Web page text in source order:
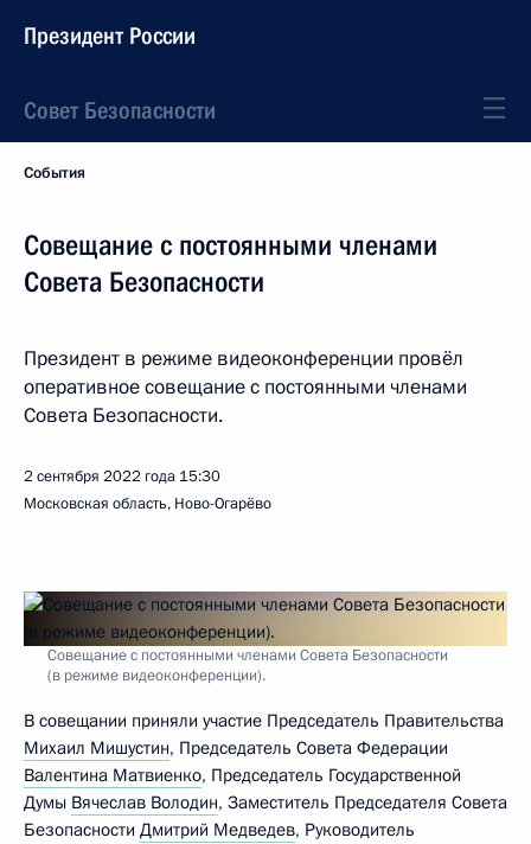
Президент России
Совет Безопасности
События
Совещание с постоянными членами
Совета Безопасности
Президент в режиме видеоконференции провёл
оперативное совещание с постоянными членами
Совета Безопасности.
2 сентября 2022 года 15:30
Московская область, Ново-Огарёво
Совещание с постоянными членами Совета Безопасности
(в режиме видеоконференции).
В совещании приняли участие Председатель Правительства
Михаил Мишустин, Председатель Совета Федерации
Валентина Матвиенко, Председатель Государственной
Думы Вячеслав Володин, Заместитель Председателя Совета
Безопасности Дмитрий Медведев, Руководитель